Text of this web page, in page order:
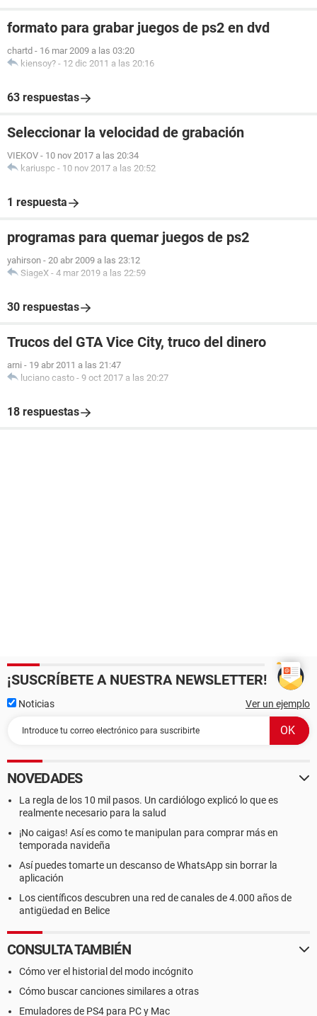
formato para grabar juegos de ps2 en dvd
chartd - 16 mar 2009 a las 03:20
kiensoy? - 12 dic 2011 a las 20:16
63 respuestas
Seleccionar la velocidad de grabación
VIEKOV - 10 nov 2017 a las 20:34
kariuspc - 10 nov 2017 a las 20:52
1 respuesta
programas para quemar juegos de ps2
yahirson - 20 abr 2009 a las 23:12
SiageX - 4 mar 2019 a las 22:59
30 respuestas
Trucos del GTA Vice City, truco del dinero
arni - 19 abr 2011 a las 21:47
luciano casto - 9 oct 2017 a las 20:27
18 respuestas
¡SUSCRÍBETE A NUESTRA NEWSLETTER!
Noticias Ver un ejemplo
NOVEDADES
La regla de los 10 mil pasos. Un cardiólogo explicó lo que es
realmente necesario para la salud
¡No caigas! Así es como te manipulan para comprar más en
temporada navideña
Así puedes tomarte un descanso de WhatsApp sin borrar la
aplicación
Los científicos descubren una red de canales de 4.000 años de
antigüedad en Belice
CONSULTA TAMBIÉN
Cómo ver el historial del modo incógnito
Cómo buscar canciones similares a otras
Emuladores de PS4 para PC y Mac